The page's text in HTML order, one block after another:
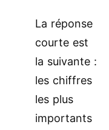
La réponse
courte est
la suivante :
les chiffres
les plus
importants